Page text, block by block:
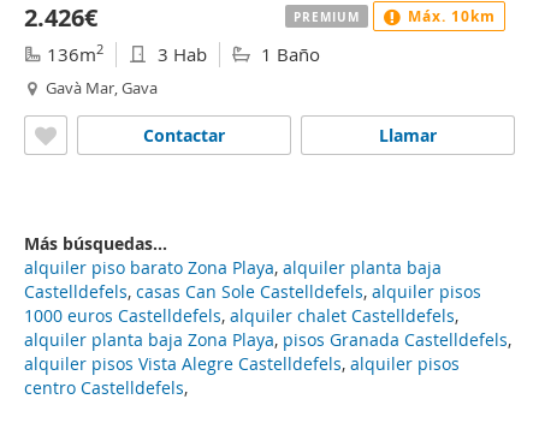
2.426€
136m2 3 Hab 1 Baño
Gavà Mar, Gava
Llamar
Contactar
PREMIUM Máx. 10km
Más búsquedas...
alquiler piso barato Zona Playa, alquiler planta baja
Castelldefels, casas Can Sole Castelldefels, alquiler pisos
1000 euros Castelldefels, alquiler chalet Castelldefels,
alquiler planta baja Zona Playa, pisos Granada Castelldefels,
alquiler pisos Vista Alegre Castelldefels, alquiler pisos
centro Castelldefels,